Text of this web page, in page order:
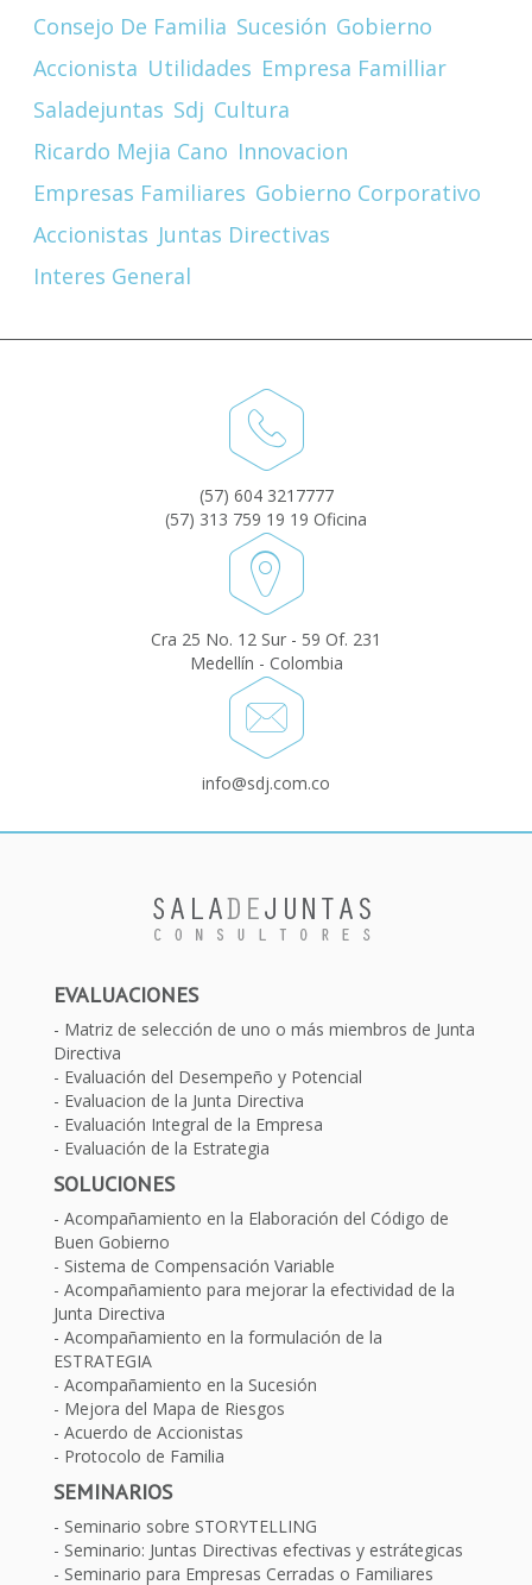
Consejo De Familia Sucesión Gobierno
Accionista Utilidades Empresa Familliar
Saladejuntas Sdj Cultura
Ricardo Mejia Cano Innovacion
Empresas Familiares Gobierno Corporativo
Accionistas Juntas Directivas
Interes General
(57) 604 3217777
(57) 313 759 19 19 Oficina
Cra 25 No. 12 Sur - 59 Of. 231
Medellín - Colombia
info@sdj.com.co
EVALUACIONES
Matriz de selección de uno o más miembros de Junta
Directiva
Evaluación del Desempeño y Potencial
Evaluacion de la Junta Directiva
Evaluación Integral de la Empresa
Evaluación de la Estrategia
SOLUCIONES
Acompañamiento en la Elaboración del Código de
Buen Gobierno
Sistema de Compensación Variable
Acompañamiento para mejorar la efectividad de la
Junta Directiva
Acompañamiento en la formulación de la
ESTRATEGIA
Acompañamiento en la Sucesión
Mejora del Mapa de Riesgos
Acuerdo de Accionistas
Protocolo de Familia
SEMINARIOS
Seminario sobre STORYTELLING
Seminario: Juntas Directivas efectivas y estrátegicas
Seminario para Empresas Cerradas o Familiares